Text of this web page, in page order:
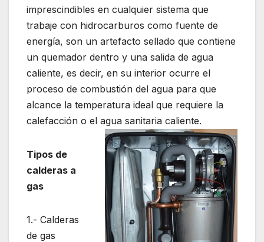
imprescindibles en cualquier sistema que
trabaje con hidrocarburos como fuente de
energía, son un artefacto sellado que contiene
un quemador dentro y una salida de agua
caliente, es decir, en su interior ocurre el
proceso de combustión del agua para que
alcance la temperatura ideal que requiere la
calefacción o el agua sanitaria caliente.
Tipos de
calderas a
gas
1.- Calderas
de gas